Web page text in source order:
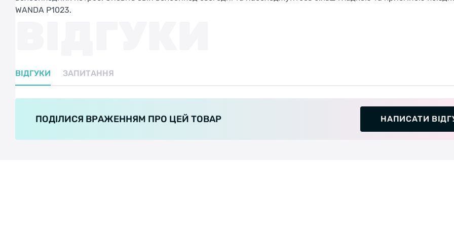
WANDA P1023.
ВІДГУКИ ЗАПИТАННЯ
ПОДІЛИСЯ ВРАЖЕННЯМ ПРО ЦЕЙ ТОВАР НАПИСАТИ